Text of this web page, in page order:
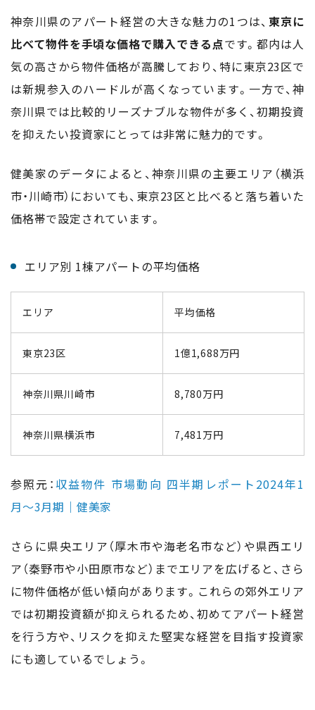
神奈川県のアパート経営の大きな魅力の1つは、 東京に
比べて物件を手頃な価格で購入できる点です。都内は人
気の高さから物件価格が高騰しており、特に東京23区で
は新規参入のハードルが高くなっています。一方で、神
奈川県では比較的リーズナブルな物件が多く、初期投資
を抑えたい投資家にとっては非常に魅力的です。
健美家のデータによると、神奈川県の主要エリア（横浜
市・川崎市）においても、東京23区と比べると落ち着いた
価格帯で設定されています。
エリア別 1棟アパートの平均価格
エリア 平均価格
東京23区 1億1,688万円
神奈川県川崎市 8,780万円
神奈川県横浜市 7,481万円
参照元：収益物件 市場動向 四半期レポート2024年1
月〜3月期｜健美家
さらに県央エリア（厚木市や海老名市など）や県西エリ
ア（秦野市や小田原市など）までエリアを広げると、さら
に物件価格が低い傾向があります。これらの郊外エリア
では初期投資額が抑えられるため、初めてアパート経営
を行う方や、リスクを抑えた堅実な経営を目指す投資家
にも適しているでしょう。